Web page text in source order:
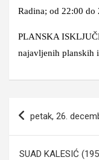
Radina; od 22:00
PLANSKA
najavljenih planskih
članaka
petak, 26.
SUAD KALESIĆ